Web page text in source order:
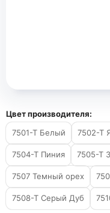
Цвет производителя:
7501-Т Белый
7502-Т
7504-Т Пиния 7505-Т
7507 Темный орех
7508-Т Серый Дуб